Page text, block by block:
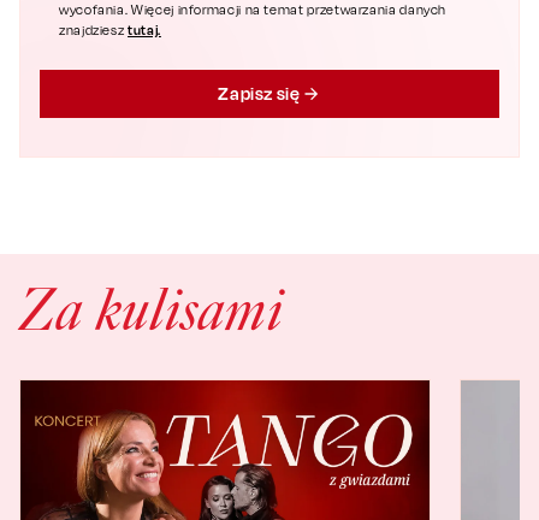
wycofania. Więcej informacji na temat przetwarzania danych
znajdziesztutaj.
Zapisz się
Za kulisami